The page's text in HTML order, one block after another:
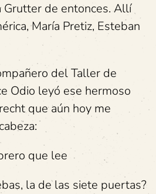
Grutter de entonces. Allí
María Pretiz, Esteban
del Taller de
Odio leyó ese hermoso
que aún hoy me
que lee
la de las siete puertas?